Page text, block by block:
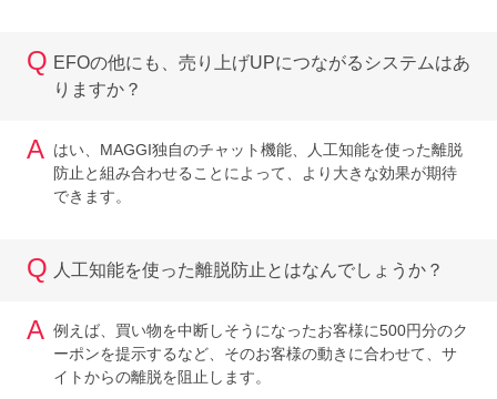
Q EFOの他にも、売り上げUPにつながるシステムはあ
りますか？
A はい、MAGGI独自のチャット機能、人工知能を使った離脱
防止と組み合わせることによって、より大きな効果が期待
できます。
Q 人工知能を使った離脱防止とはなんでしょうか？
A 例えば、買い物を中断しそうになったお客様に500円分のク
ーポンを提示するなど、そのお客様の動きに合わせて、サ
イトからの離脱を阻止します。